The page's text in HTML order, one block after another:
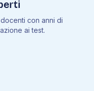
con anni di
ai test.